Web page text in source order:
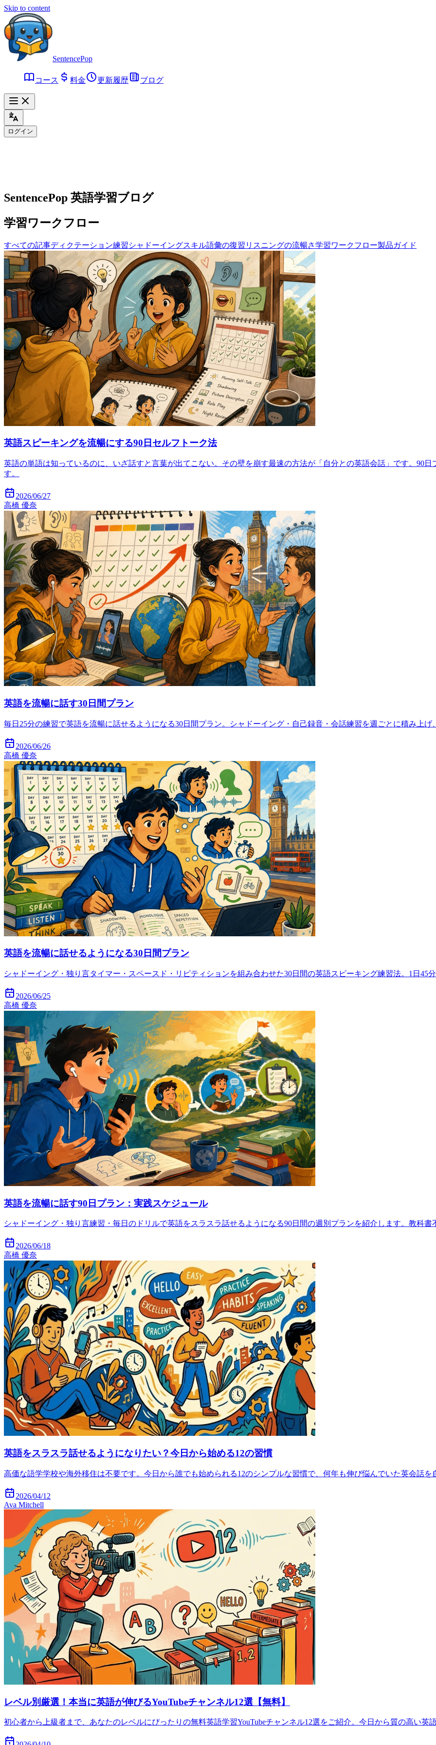
Skip to content
SentencePop
コース 料金 更新履歴 ブログ
ログイン
SentencePop 英語学習ブログ
学習ワークフロー
すべての記事ディクテーション練習シャドーイングスキル語彙の復習 リスニングの流暢さ学習ワークフロー製品ガイド
英語スピーキングを流暢にする90日セルフトーク法
英語の単語は知っているのに、いざ話すと言葉が出てこない。その壁を崩す最速の方法が「自分との英語会話」です。90
す。
2026/06/27
高橋 優奈
英語を流暢に話す30日間プラン
毎日25分の練習で英語を流暢に話せるようになる30日間プラン。シャドーイング・自己録音・会話練習を週ごとに積み上げ
2026/06/26
高橋 優奈
英語を流暢に話せるようになる30日間プラン
シャドーイング・独り言タイマー・スペースド・リピティションを組み合わせた30日間の英語スピーキング練習法。1日45
2026/06/25
高橋 優奈
英語を流暢に話す90日プラン：実践スケジュール
シャドーイング・独り言練習・毎日のドリルで英語をスラスラ話せるようになる90日間の週別プランを紹介します。教科書
2026/06/18
高橋 優奈
英語をスラスラ話せるようになりたい？今日から始める12の習慣
高価な語学学校や海外移住は不要です。今日から誰でも始められる12のシンプルな習慣で、何年も伸び悩んでいた英会話
2026/04/12
Ava Mitchell
レベル別厳選！本当に英語が伸びるYouTubeチャンネル12選【無料】
初心者から上級者まで、あなたのレベルにぴったりの無料英語学習YouTubeチャンネル12選をご紹介。今日から質の高い英